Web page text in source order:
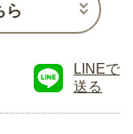
ら
LINEで
送る